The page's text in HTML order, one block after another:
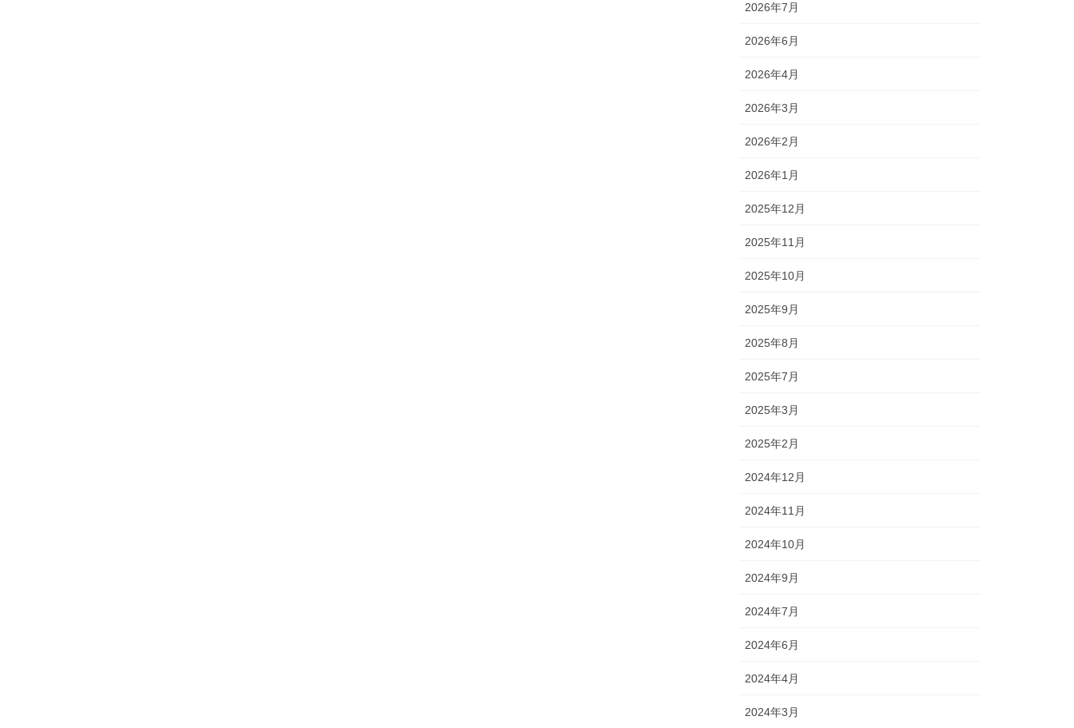
2026年7月
2026年6月
2026年4月
2026年3月
2026年2月
2026年1月
2025年12月
2025年11月
2025年10月
2025年9月
2025年8月
2025年7月
2025年3月
2025年2月
2024年12月
2024年11月
2024年10月
2024年9月
2024年7月
2024年6月
2024年4月
2024年3月